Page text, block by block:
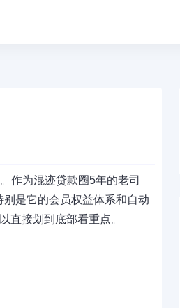
作为混迹贷款圈5年的老司
是它的会员权益体系和自动
直接划到底部看重点。